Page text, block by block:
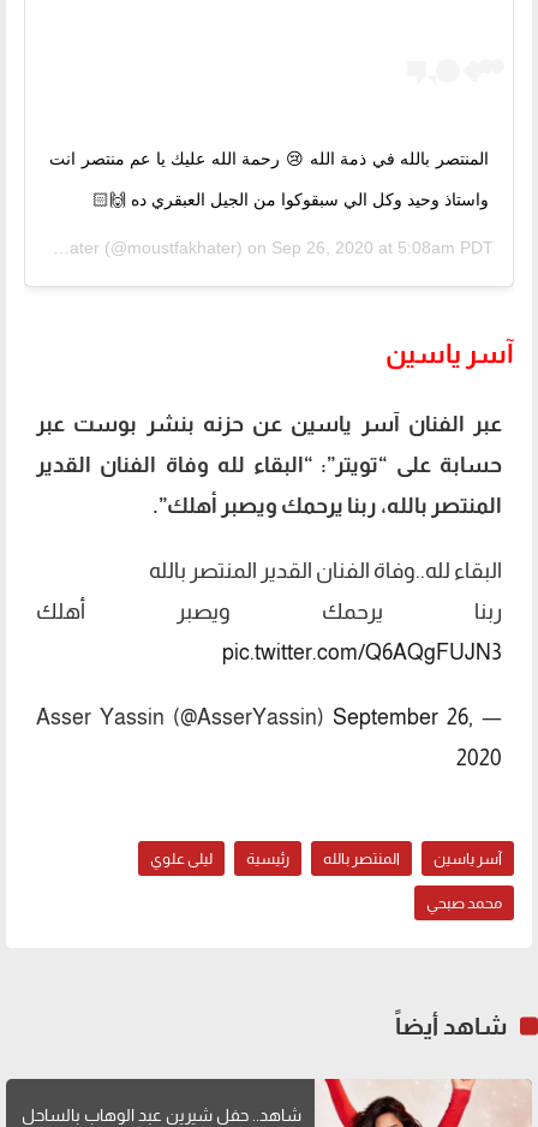
المنتصر بالله في ذمة الله 😢 رحمة الله عليك يا عم منتصر انت
واستاذ وحيد وكل الي سبقوكوا من الجيل العبقري ده 🙌🏻
Mostafa Khater (@moustfakhater) on Sep 26, 2020 at 5:08am PDT
آسر ياسين
عبر الفنان آسر ياسين عن حزنه بنشر بوست عبر
حسابة على “تويتر”: “البقاء لله وفاة الفنان القدير
المنتصر بالله، ربنا يرحمك ويصبر أهلك”.
البقاء لله..وفاة الفنان القدير المنتصر بالله
ربنا يرحمك ويصبر أهلك
pic.twitter.com/Q6AQgFUJN3
— Asser Yassin (@AsserYassin)
September 26,
2020
آسر ياسين المنتصر بالله رئيسية ليلى علوي
محمد صبحي
شاهد أيضاً
شاهد.. حفل شيرين عبد الوهاب بالساحل